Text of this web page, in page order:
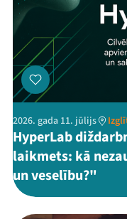
2026. gada 11. jūlijs
HyperLab
laikmets: kā
un veselību?"